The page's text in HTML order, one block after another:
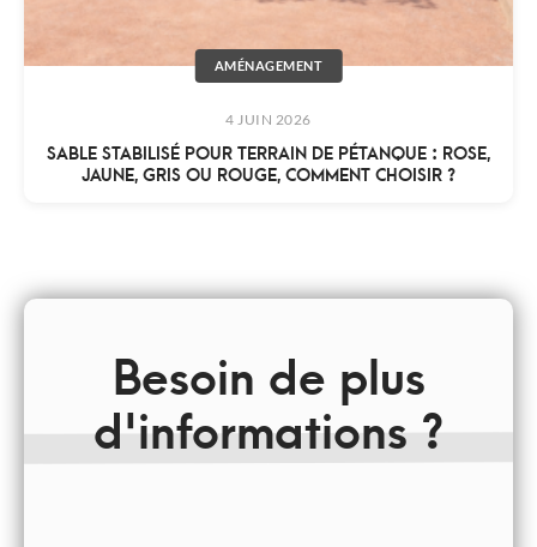
AMÉNAGEMENT
4 JUIN 2026
SABLE STABILISÉ POUR TERRAIN DE PÉTANQUE : ROSE,
JAUNE, GRIS OU ROUGE, COMMENT CHOISIR ?
Besoin de plus
d'informations ?